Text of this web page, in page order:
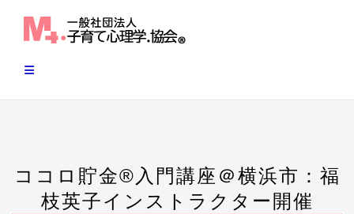
ココロ貯金®︎入門講座＠横浜市：福
枝英子インストラクター開催